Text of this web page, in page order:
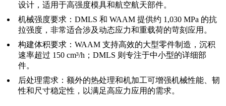
设计，适用于高强度模具和航空航天部件。
机械强度要求： DMLS 和 WAAM 提供约 1,030 MPa 的抗
拉强度，非常适合涉及动态应力和重载荷的苛刻应用。
构建体积要求： WAAM 支持高效的大型零件制造，沉积
速率超过 150 cm³/h；DMLS 则专注于中小型的详细部
件。
后处理需求： 额外的热处理和机加工可增强机械性能、韧
性和尺寸稳定性，以满足高应力应用的需求。